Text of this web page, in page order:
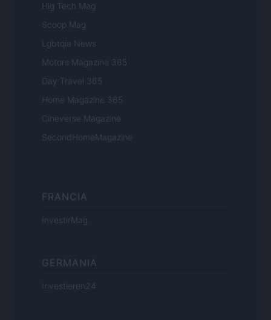
Hig Tech Mag
Scoop Mag
Lgbtqia News
Motors Magazine 365
Day Travel 365
Home Magazine 365
Cineverse Magazine
SecondHomeMagazine
FRANCIA
InvestirMag
GERMANIA
Investieren24